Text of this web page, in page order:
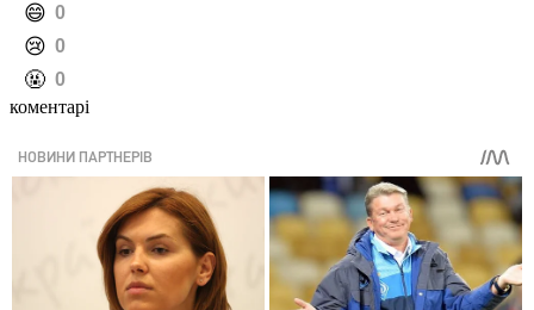
️😄 0
️😢 0
️🤬 0
коментарі